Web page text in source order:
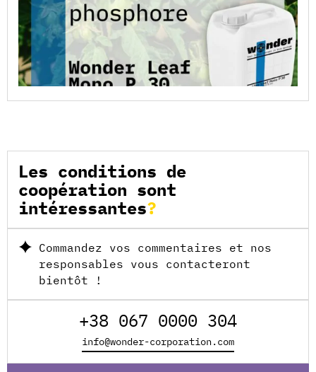
Les conditions de
coopération sont
intéressantes
Commandez vos commentaires et nos
responsables vous contacteront
bientôt !
+38 067 0000 304
info@wonder-corporation.com